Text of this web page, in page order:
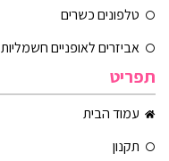
טלפונים כשרים
אביזרים לאופניים חשמליות
תפריט
עמוד הבית
תקנון